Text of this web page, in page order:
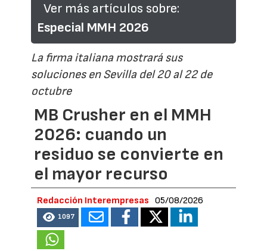
Ver más artículos sobre:
Especial MMH 2026
La firma italiana mostrará sus
soluciones en Sevilla del 20 al 22 de
octubre
MB Crusher en el MMH
2026: cuando un
residuo se convierte en
el mayor recurso
Redacción Interempresas 05/08/2026
1097